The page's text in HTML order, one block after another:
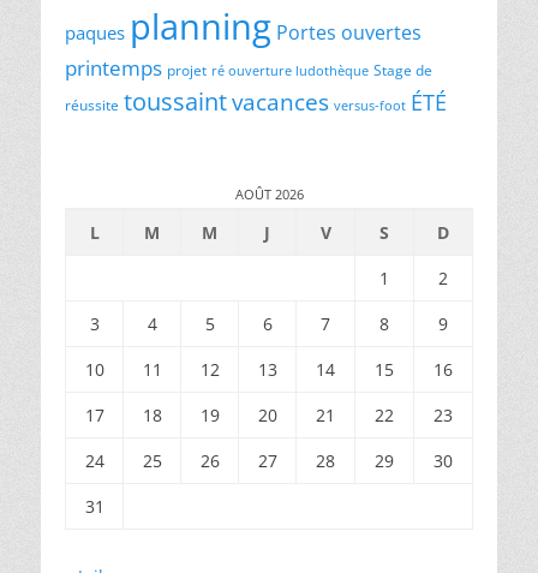
paques planning Portes ouvertes
printemps projet ré ouverture ludothèque Stage de
réussite toussaintvacances versus-foot ÉTÉ
AOÛT 2026
L M M J V S
D
1
2
3
4 5 6 7 8
9
10
11 12 13 14 15
16
17
18 19 20 21 22
23
24
25 26 27 28 29
30
31